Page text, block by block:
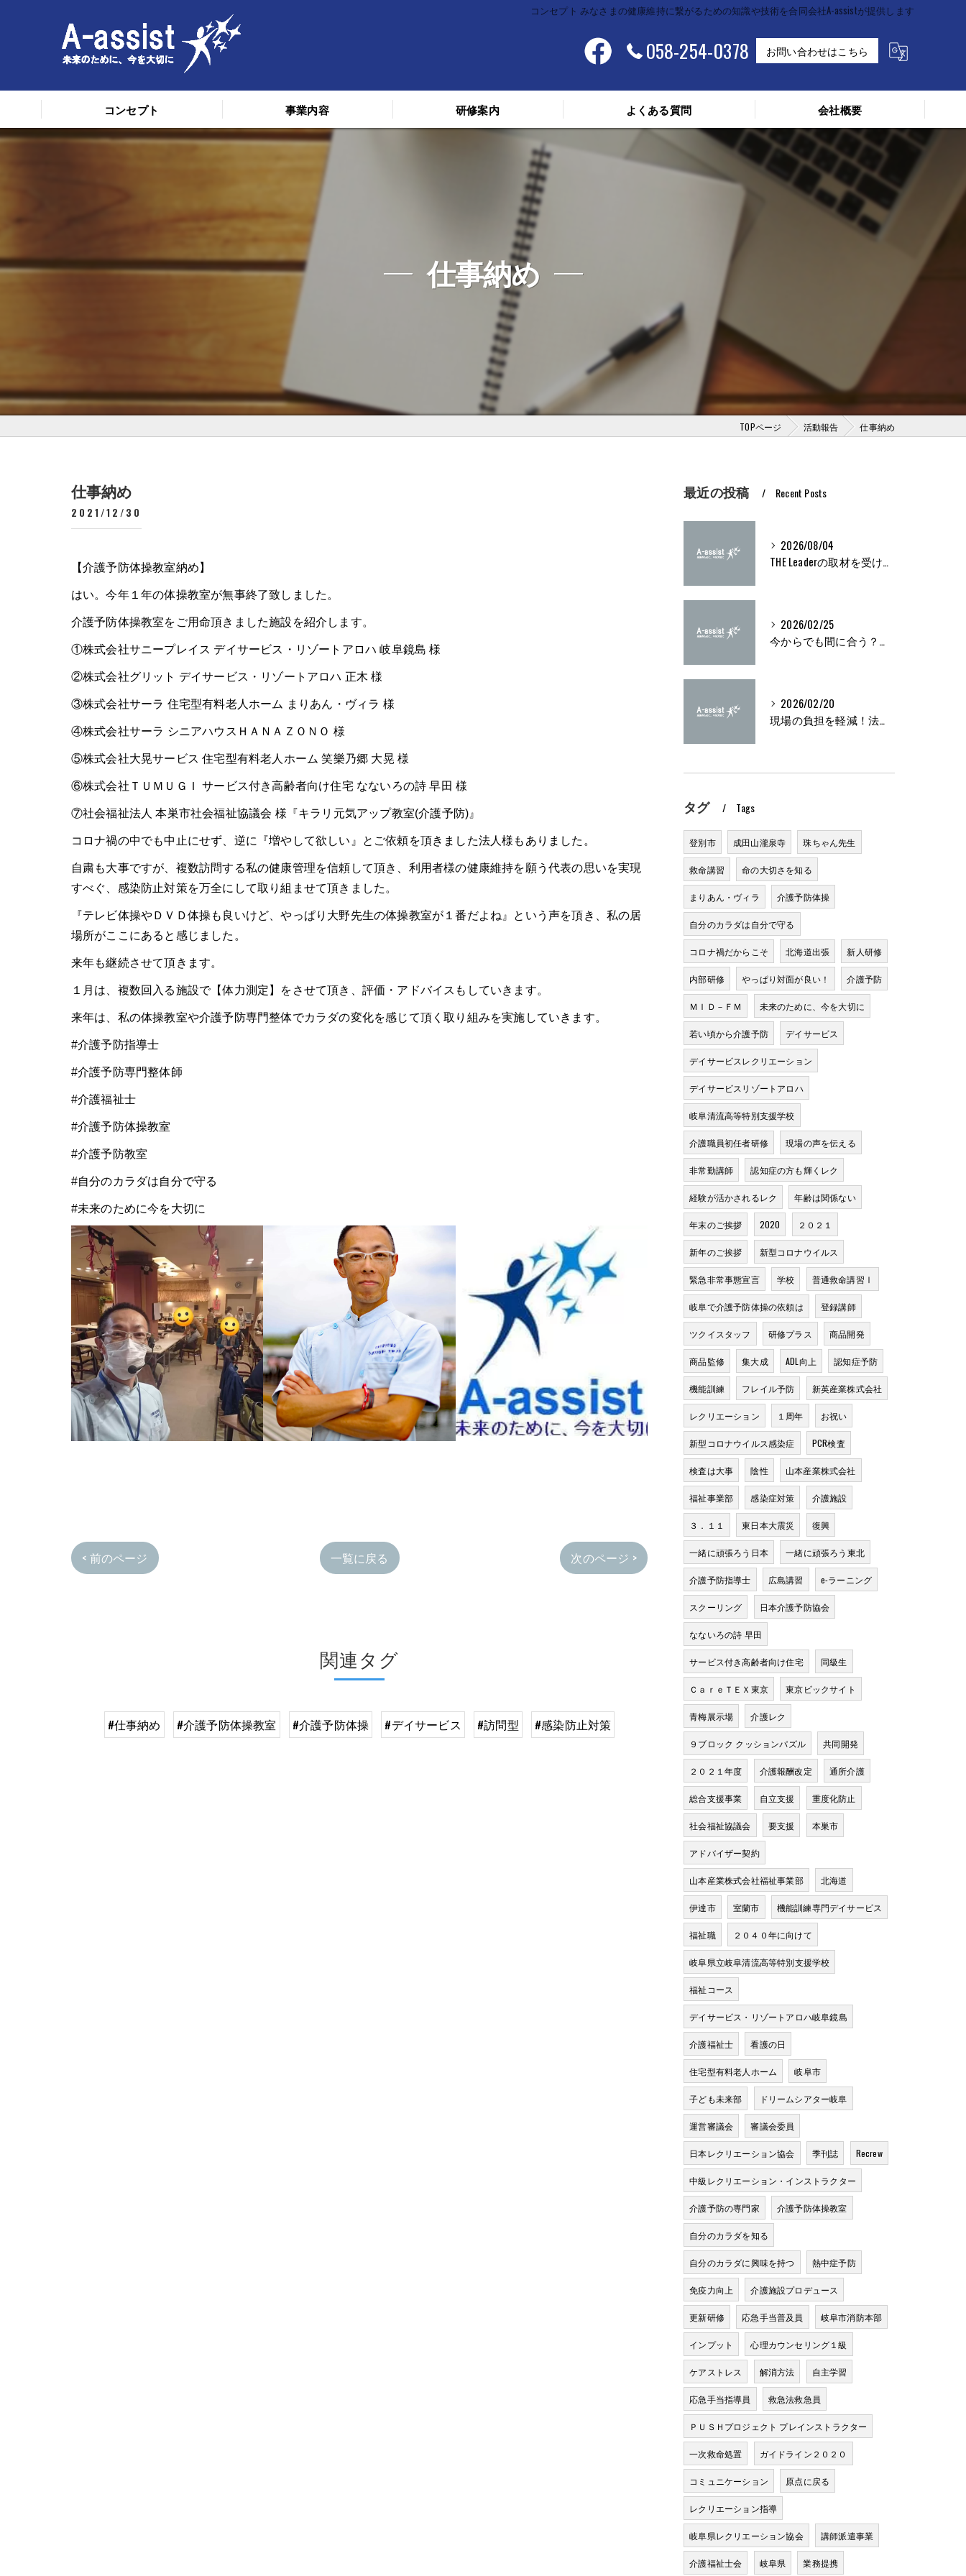
コンセプト みなさまの健康維持に繋がるための知識や技術を合同会社A-assistが提供します
058-254-0378 お問い合わせはこちら
コンセプト 事業内容 研修案内 よくある質問 会社概要
仕事納め
TOPページ 活動報告 仕事納め
仕事納め
2021/12/30
【介護予防体操教室納め】
はい。今年１年の体操教室が無事終了致しました。
介護予防体操教室をご用命頂きました施設を紹介します。
①株式会社サニープレイス デイサービス・リゾートアロハ 岐阜鏡島 様
②株式会社グリット デイサービス・リゾートアロハ 正木 様
③株式会社サーラ 住宅型有料老人ホーム まりあん・ヴィラ 様
④株式会社サーラ シニアハウスＨＡＮＡＺＯＮＯ 様
⑤株式会社大晃サービス 住宅型有料老人ホーム 笑樂乃郷 大晃 様
⑥株式会社ＴＵＭＵＧＩ サービス付き高齢者向け住宅 なないろの詩 早田 様
⑦社会福祉法人 本巣市社会福祉協議会 様『キラリ元気アップ教室(介護予防)』
コロナ禍の中でも中止にせず、逆に『増やして欲しい』とご依頼を頂きました法人様もありました。
自粛も大事ですが、複数訪問する私の健康管理を信頼して頂き、利用者様の健康維持を願う代表の思いを実現
すべぐ、感染防止対策を万全にして取り組ませて頂きました。
『テレビ体操やＤＶＤ体操も良いけど、やっぱり大野先生の体操教室が１番だよね』という声を頂き、私の居
場所がここにあると感じました。
来年も継続させて頂きます。
１月は、複数回入る施設で【体力測定】をさせて頂き、評価・アドバイスもしていきます。
来年は、私の体操教室や介護予防専門整体でカラダの変化を感じて頂く取り組みを実施していきます。
#介護予防指導士
#介護予防専門整体師
#介護福祉士
#介護予防体操教室
#介護予防教室
#自分のカラダは自分で守る
#未来のために今を大切に
< 前のページ 一覧に戻る 次のページ >
関連タグ
#仕事納め #介護予防体操教室 #介護予防体操 #デイサービス #訪問型 #感染防止対策
最近の投稿 Recent Posts
2026/08/04
THE Leaderの取材を受けました
2026/02/25
今からでも間に合う？ブライト500取得条件をわかりやすく解説
2026/02/20
現場の負担を軽減！法定研修の実施方法とは？
タグ Tags
登別市 成田山瀧泉寺 珠ちゃん先生
救命講習 命の大切さを知る
まりあん・ヴィラ 介護予防体操
自分のカラダは自分で守る
コロナ禍だからこそ 北海道出張 新人研修
内部研修 やっぱり対面が良い！ 介護予防
ＭＩＤ－ＦＭ 未来のために、今を大切に
若い頃から介護予防 デイサービス
デイサービスレクリエーション
デイサービスリゾートアロハ
岐阜清流高等特別支援学校
介護職員初任者研修 現場の声を伝える
非常勤講師 認知症の方も輝くレク
経験が活かされるレク 年齢は関係ない
年末のご挨拶 2020 ２０２１
新年のご挨拶 新型コロナウイルス
緊急非常事態宣言 学校 普通救命講習Ⅰ
岐阜で介護予防体操の依頼は 登録講師
ツクイスタッフ 研修プラス 商品開発
商品監修 集大成 ADL向上 認知症予防
機能訓練 フレイル予防 新英産業株式会社
レクリエーション １周年 お祝い
新型コロナウイルス感染症 PCR検査
検査は大事 陰性 山本産業株式会社
福祉事業部 感染症対策 介護施設
３．１１ 東日本大震災 復興
一緒に頑張ろう日本 一緒に頑張ろう東北
介護予防指導士 広島講習 e-ラーニング
スクーリング 日本介護予防協会
なないろの詩 早田
サービス付き高齢者向け住宅 同級生
ＣａｒｅＴＥＸ東京 東京ビックサイト
青梅展示場 介護レク
９ブロック クッションパズル 共同開発
２０２１年度 介護報酬改定 通所介護
総合支援事業 自立支援 重度化防止
社会福祉協議会 要支援 本巣市
アドバイザー契約
山本産業株式会社福祉事業部 北海道
伊達市 室蘭市 機能訓練専門デイサービス
福祉職 ２０４０年に向けて
岐阜県立岐阜清流高等特別支援学校
福祉コース
デイサービス・リゾートアロハ岐阜鏡島
介護福祉士 看護の日
住宅型有料老人ホーム 岐阜市
子ども未来部 ドリームシアター岐阜
運営審議会 審議会委員
日本レクリエーション協会 季刊誌 Recrew
中級レクリエーション・インストラクター
介護予防の専門家 介護予防体操教室
自分のカラダを知る
自分のカラダに興味を持つ 熱中症予防
免疫力向上 介護施設プロデュース
更新研修 応急手当普及員 岐阜市消防本部
インプット 心理カウンセリング１級
ケアストレス 解消方法 自主学習
応急手当指導員 救急法救急員
ＰＵＳＨプロジェクト プレインストラクター
一次救命処置 ガイドライン２０２０
コミュニケーション 原点に戻る
レクリエーション指導
岐阜県レクリエーション協会 講師派遣事業
介護福祉士会 岐阜県 業務提携